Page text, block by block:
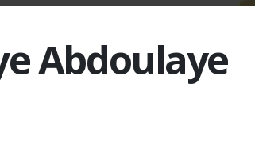
Abdoulaye